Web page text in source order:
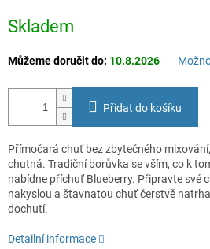
cena:
Skladem
Můžeme doručit do: 10.8.2026
Přidat do košíku
Přímočará chuť bez zbytečného
chutná. Tradiční borůvka se vším, co k
nabídne příchuť Blueberry. Připravte své
nakyslou a šťavnatou chuť čerstvě
dochutí.
Detailní informace